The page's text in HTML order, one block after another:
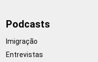
Podcasts
Imigração
Entrevistas